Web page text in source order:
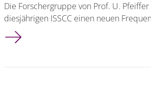
Die Forschergruppe von Prof. U.
diesjährigen ISSCC einen neuen
Neuer Frequenzrekord